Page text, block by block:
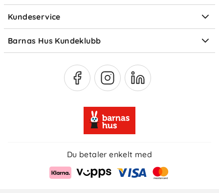
Kundeservice
Om Klarna
Barnas Hus Kundeklubb
Medlemsvilkår
Du betaler enkelt med